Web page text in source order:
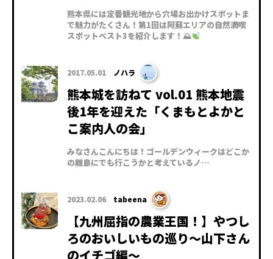
熊本県には定番観光地から穴場お出かけスポットま
で魅力がたくさん！第1回は阿蘇エリアの自然満喫
スポットベスト3を紹介します！⛰
2017.05.01 ノハラ
熊本城を訪ねて vol.01 熊本地震
後1年を迎えた「くまもとよかと
こ案内人の会」
みなさんこんにちは！ゴールデンウィークはどこか
の離島にでも行こうかと考えているノ…
2023.02.06 tabeena
【九州屈指の農業王国！】やつし
ろのおいしいもの巡り〜山下さん
のイチゴ編〜